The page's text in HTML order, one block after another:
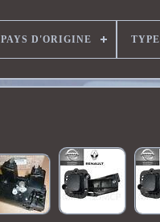
PAYS D'ORIGINE TYPE